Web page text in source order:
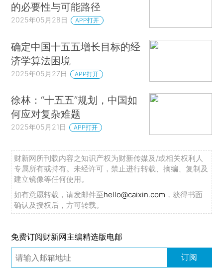
的必要性与可能路径
2025年05月28日 APP打开
确定中国十五五增长目标的经
济学算法困境
2025年05月27日 APP打开
徐林：“十五五”规划，中国如
何应对复杂难题
2025年05月21日 APP打开
财新网所刊载内容之知识产权为财新传媒及/或相关权利人
专属所有或持有。未经许可，禁止进行转载、摘编、复制及
建立镜像等任何使用。
如有意愿转载，请发邮件至hello@caixin.com ，获得书面
确认及授权后，方可转载。
免费订阅财新网主编精选版电邮
订阅